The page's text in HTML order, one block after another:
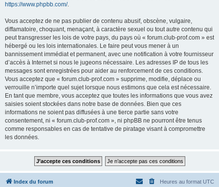
https://www.phpbb.com/.
Vous acceptez de ne pas publier de contenu abusif, obscène, vulgaire,
diffamatoire, choquant, menaçant, à caractère sexuel ou tout autre contenu qui
peut transgresser les lois de votre pays, du pays où « forum.club-prof.com » est
hébergé ou les lois internationales. Le faire peut vous mener à un
bannissement immédiat et permanent, avec une notification à votre fournisseur
d’accès à Internet si nous le jugeons nécessaire. Les adresses IP de tous les
messages sont enregistrées pour aider au renforcement de ces conditions.
Vous acceptez que « forum.club-prof.com » supprime, modifie, déplace ou
verrouille n’importe quel sujet lorsque nous estimons que cela est nécessaire.
En tant que membre, vous acceptez que toutes les informations que vous avez
saisies soient stockées dans notre base de données. Bien que ces
informations ne soient pas diffusées à une tierce partie sans votre
consentement, ni « forum.club-prof.com », ni phpBB ne pourront être tenus
comme responsables en cas de tentative de piratage visant à compromettre
les données.
Index du forum Heures au format UTC